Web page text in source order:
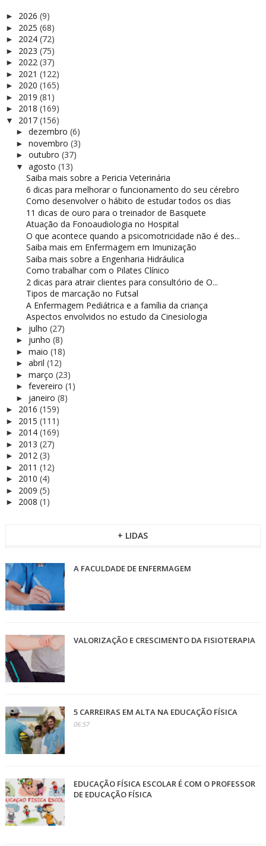
► 2026 (9)
► 2025 (68)
► 2024 (72)
► 2023 (75)
► 2022 (37)
► 2021 (122)
► 2020 (165)
► 2019 (81)
► 2018 (169)
▼ 2017 (156)
► dezembro (6)
► novembro (3)
► outubro (37)
▼ agosto (13)
Saiba mais sobre a Pericia Veterinária
6 dicas para melhorar o funcionamento do seu cérebro
Como desenvolver o hábito de estudar todos os dias
11 dicas de ouro para o treinador de Basquete
Atuação da Fonoaudiologia no Hospital
O que acontece quando a psicomotricidade não é des...
Saiba mais em Enfermagem em Imunização
Saiba mais sobre a Engenharia Hidráulica
Como trabalhar com o Pilates Clínico
2 dicas para atrair clientes para consultório de O...
Tipos de marcação no Futsal
A Enfermagem Pediátrica e a família da criança
Aspectos envolvidos no estudo da Cinesiologia
► julho (27)
► junho (8)
► maio (18)
► abril (12)
► março (23)
► fevereiro (1)
► janeiro (8)
► 2016 (159)
► 2015 (111)
► 2014 (169)
► 2013 (27)
► 2012 (3)
► 2011 (12)
► 2010 (4)
► 2009 (5)
► 2008 (1)
+ LIDAS
A FACULDADE DE ENFERMAGEM
VALORIZAÇÃO E CRESCIMENTO DA FISIOTERAPIA
5 CARREIRAS EM ALTA NA EDUCAÇÃO FÍSICA
06:57
EDUCAÇÃO FÍSICA ESCOLAR É COM O PROFESSOR
DE EDUCAÇÃO FÍSICA